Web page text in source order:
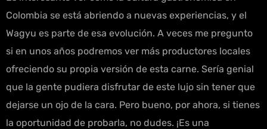
Colombia se está abriendo a nuevas experiencias, y el
Wagyu es parte de esa evolución. A veces me pregunto
si en unos años podremos ver más productores locales
ofreciendo su propia versión de esta carne. Sería genial
que la gente pudiera disfrutar de este lujo sin tener que
dejarse un ojo de la cara. Pero bueno, por ahora, si tienes
la oportunidad de probarla, no dudes. ¡Es una